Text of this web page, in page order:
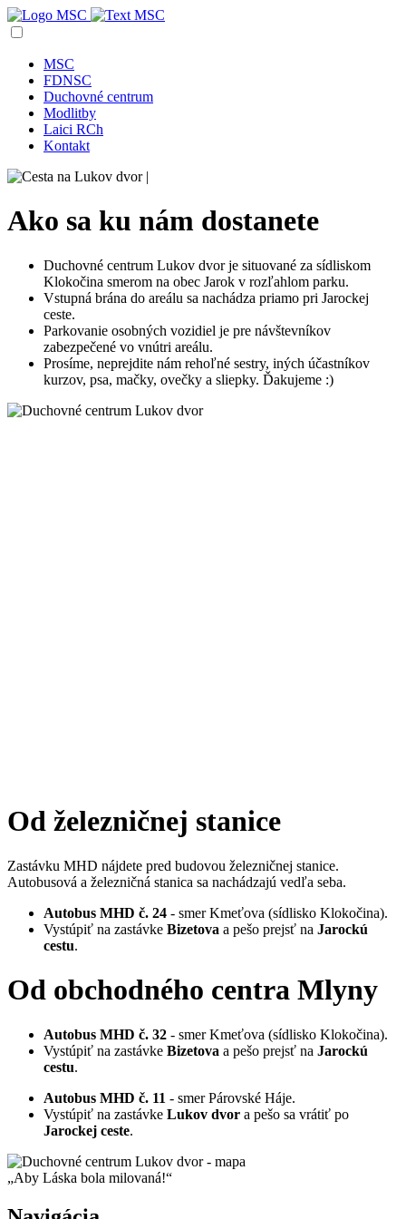
MSC
FDNSC
Duchovné centrum
Modlitby
Laici RCh
Kontakt
Ako sa ku nám dostanete
Duchovné centrum Lukov dvor je situované za sídliskom
Klokočina smerom na obec Jarok v rozľahlom parku.
Vstupná brána do areálu sa nachádza priamo pri Jarockej
ceste.
Parkovanie osobných vozidiel je pre návštevníkov
zabezpečené vo vnútri areálu.
Prosíme, neprejdite nám rehoľné sestry, iných účastníkov
kurzov, psa, mačky, ovečky a sliepky. Ďakujeme :)
Od železničnej stanice
Zastávku MHD nájdete pred budovou železničnej stanice.
Autobusová a železničná stanica sa nachádzajú vedľa seba.
Autobus MHD č. 24 - smer Kmeťova (sídlisko Klokočina).
Vystúpiť na zastávke Bizetova a pešo prejsť na Jarockú
cestu.
Od obchodného centra Mlyny
Autobus MHD č. 32 - smer Kmeťova (sídlisko Klokočina).
Vystúpiť na zastávke Bizetova a pešo prejsť na Jarockú
cestu.
Autobus MHD č. 11 - smer Párovské Háje.
Vystúpiť na zastávke Lukov dvor a pešo sa vrátiť po
Jarockej ceste.
„Aby Láska bola milovaná!“